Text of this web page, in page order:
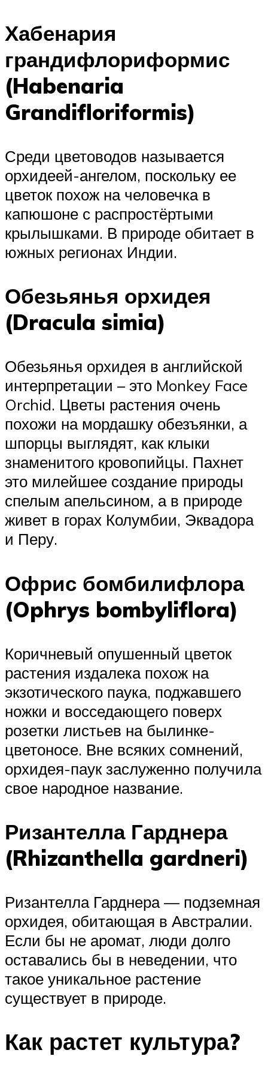
Хабенария
грандифлориформис
(Habenaria
Grandifloriformis)
Среди цветоводов называется
орхидеей-ангелом, поскольку ее
цветок похож на человечка в
капюшоне с распростёртыми
крылышками. В природе обитает в
южных регионах Индии.
Обезьянья орхидея
(Dracula simia)
Обезьянья орхидея в английской
интерпретации – это Monkey Face
Orchid. Цветы растения очень
похожи на мордашку обезъянки, а
шпорцы выглядят, как клыки
знаменитого кровопийцы. Пахнет
это милейшее создание природы
спелым апельсином, а в природе
живет в горах Колумбии, Эквадора
и Перу.
Офрис бомбилифлора
(Ophrys bombyliflora)
Коричневый опушенный цветок
растения издалека похож на
экзотического паука, поджавшего
ножки и восседающего поверх
розетки листьев на былинке-
цветоносе. Вне всяких сомнений,
орхидея-паук заслуженно получила
свое народное название.
Ризантелла Гарднера
(Rhizanthella gardneri)
Ризантелла Гарднера — подземная
орхидея, обитающая в Австралии.
Если бы не аромат, люди долго
оставались бы в неведении, что
такое уникальное растение
существует в природе.
Как растет культура?